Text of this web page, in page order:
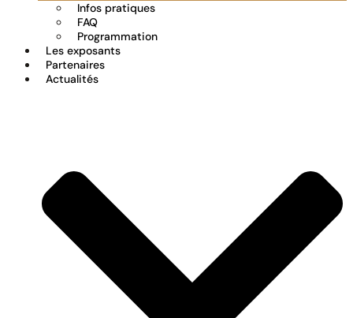
Infos pratiques
FAQ
Programmation
Les exposants
Partenaires
Actualités